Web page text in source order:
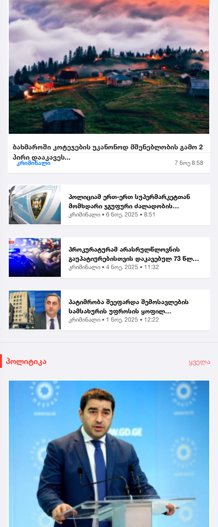
ბახმაროში კოტეჯების უკანონოდ მშენებლობის გამო 2
პირი დააკავეს...
კრიმინალი 7 ნოე 8:58
პოლიციამ ერთ-ერთ სუპერმარკეტთან
მომხდარი ჯგუფური ძალადობის
ორგანიზებისა და მასში მონაწილეობის
კრიმინალი • 6 ნოე. 2025 • 8:51
პროკურატურამ არასრულწლოვნის
გაუპატიურებისთვის დაკავებულ 73 წლის
მამაკაცს ბრალი წარუდგინა...
კრიმინალი • 4 ნოე. 2025 • 11:32
პატიმრობა შეეფარდა შემოსავლების
სამსახურის უფროსის ყოფილ
მოადგილეს - ვლადიმერ ხუნდაძეს...
კრიმინალი • 1 ნოე. 2025 • 12:22
პოლიტიკა ყველა